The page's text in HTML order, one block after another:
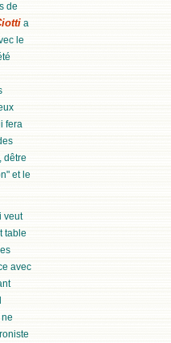
de
a
le
fera
dêtre
et le
veut
table
avec
ne